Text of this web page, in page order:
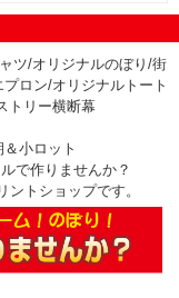
ツ/オリジナルのぼり/街
ロン/オリジナルトート
トリー横断幕
小ロット
で作りませんか？
トショップです。